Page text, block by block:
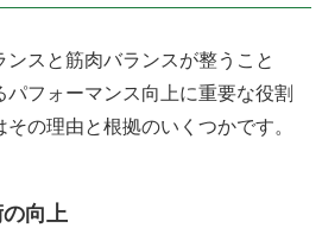
スと筋肉バランスが整うこと
パフォーマンス向上に重要な役割
の理由と根拠のいくつかです。
向上